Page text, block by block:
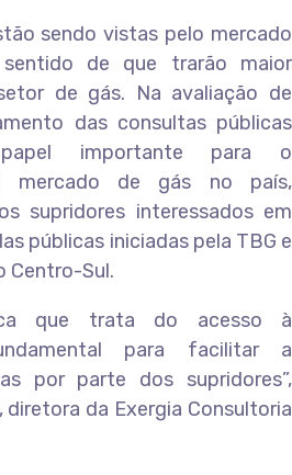
sendo vistas pelo mercado
de que trarão maior
de gás. Na avaliação de
das consultas públicas
importante para o
mercado de gás no país,
supridores interessados em
públicas iniciadas pela TBG e
Centro-Sul.
que trata do acesso à
para facilitar a
por parte dos supridores”,
diretora da Exergia Consultoria